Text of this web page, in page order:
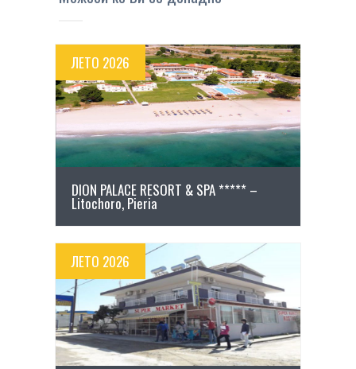
ЛЕТО 2026
ПОВЕЌЕ ДЕТАЛИ
DION PALACE RESORT & SPA ***** –
Litochoro, Pieria
ЛЕТО 2026
ПОВЕЌЕ ДЕТАЛИ